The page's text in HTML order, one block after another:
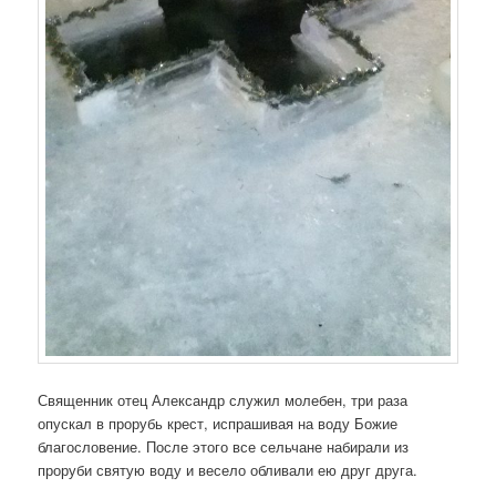
Священник отец Александр служил молебен, три раза
опускал в прорубь крест, испрашивая на воду Божие
благословение. После этого все сельчане набирали из
проруби святую воду и весело обливали ею друг друга.